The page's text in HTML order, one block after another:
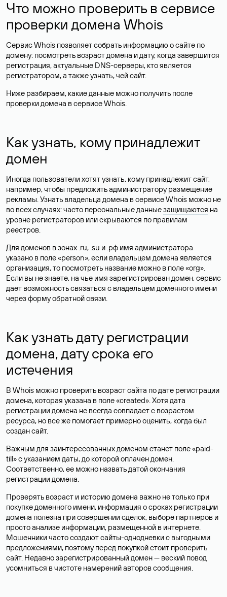
Что можно проверить в сервисе
проверки домена Whois
Сервис Whois позволяет собрать информацию о сайте по
домену: посмотреть возраст домена и дату, когда завершится
регистрация, актуальные DNS-серверы, кто является
регистратором, а также узнать, чей сайт.
Ниже разбираем, какие данные можно получить после
проверки домена в сервисе Whois.
Как узнать, кому принадлежит
домен
Иногда пользователи хотят узнать, кому принадлежит сайт,
например, чтобы предложить администратору размещение
рекламы. Узнать владельца домена в сервисе Whois можно не
во всех случаях: часто персональные данныезащищаются на
уровне регистраторов или скрываются по правилам
реестров.
Для доменов в зонах .ru, .su и .рф имя администратора
указано в поле «person», если владельцем домена является
организация, то посмотреть название можно в поле «org».
Если вы не знаете, на чье имя зарегистрирован домен, сервис
дает возможность связаться с владельцем доменного имени
через форму обратной связи.
Как узнать дату регистрации
домена, дату срока его
истечения
В Whois можно проверить возраст сайта по дате регистрации
домена, которая указана в поле «created». Хотя дата
регистрации домена не всегда совпадает с возрастом
ресурса, но все же помогает примерно оценить, когда был
создан сайт.
Важным для заинтересованных доменом станет поле «paid-
till» с указанием даты, до которой оплачен домен.
Соответственно, ее можно назвать датой окончания
регистрации домена.
Проверять возраст и историю домена важно не только при
покупке доменного имени, информация о сроках регистрации
домена полезна при совершении сделок, выборе партнеров и
просто анализе информации, размещенной в интернете.
Мошенники часто создают сайты-однодневки с выгодными
предложениями, поэтому перед покупкой стоит проверить
сайт. Недавно зарегистрированный домен — веский повод
усомниться в чистоте намерений авторов сообщения.